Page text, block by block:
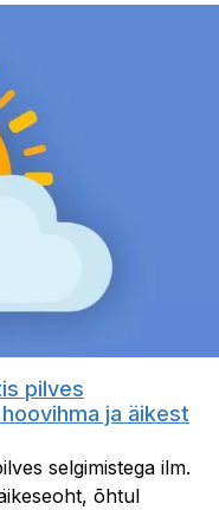
pilves
ja äikest
selgimistega ilm.
õhtul